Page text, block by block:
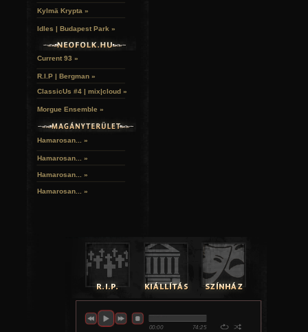
Ha a fenti témák valamelyikéhez kedvet és
menüpont). A részleteket személyes
Kylmä Krypta »
Idles | Budapest Park »
Current 93 »
R.I.P | Bergman »
ClassicUs #4 | mix|cloud »
Morgue Ensemble »
Hamarosan... »
Hamarosan... »
Hamarosan... »
Hamarosan... »